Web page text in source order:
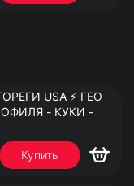
USA ⚡️ ГЕО
- КУКИ -
Купить